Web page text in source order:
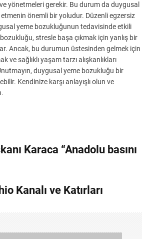
yönetmeleri gerekir. Bu durum da duygusal
önemli bir yoludur. Düzenli egzersiz
yeme bozukluğunun tedavisinde etkili
stresle başa çıkmak için yanlış bir
Ancak, bu durumun üstesinden gelmek için
ve sağlıklı yaşam tarzı alışkanlıkları
duygusal yeme bozukluğu bir
Kendinize karşı anlayışlı olun ve
Karaca “Anadolu basını
Kanalı ve Katırları